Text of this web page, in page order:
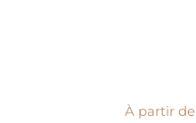
À partir de